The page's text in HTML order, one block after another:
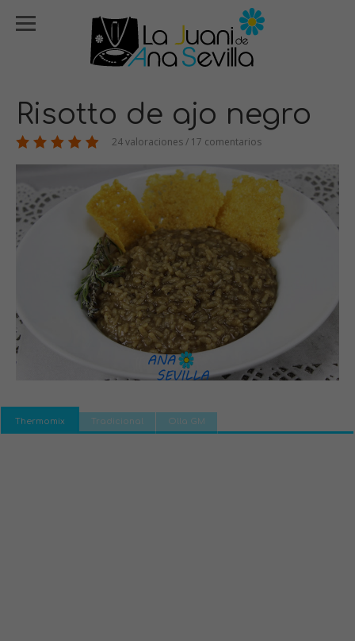
Risotto de ajo negro
24 valoraciones / 17 comentarios
Thermomix Tradicional Olla GM